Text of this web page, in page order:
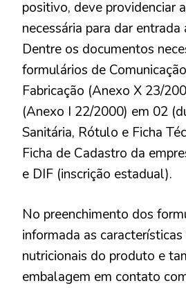
positivo, deve providenciar
necessária para dar entrada
Dentre os documentos
formulários de
Fabricação (Anexo X 23/
(Anexo I 22/2000) em 02
Sanitária, Rótulo e Ficha
Ficha de Cadastro da
e DIF (inscrição estadual).
No preenchimento dos
informada as
nutricionais do produto e
embalagem em contato